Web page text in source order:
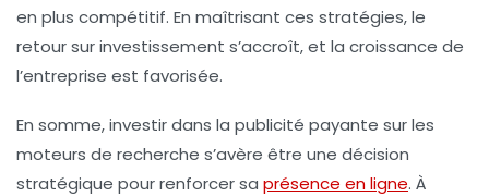
en plus compétitif. En maîtrisant ces stratégies, le
retour sur investissement s’accroît, et la croissance de
l’entreprise est favorisée.
En somme, investir dans la publicité payante sur les
moteurs de recherche s’avère être une décision
stratégique pour renforcer sa présence en ligne. À